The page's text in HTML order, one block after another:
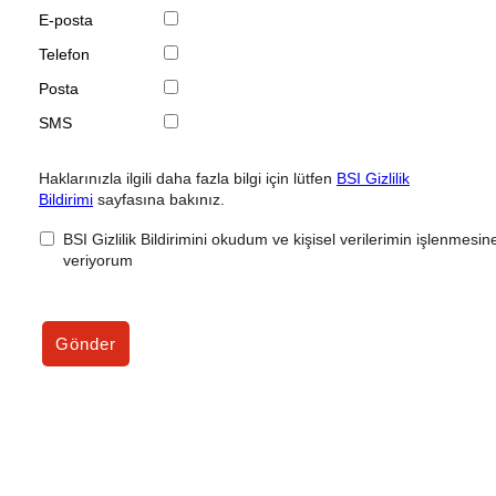
E-posta
Telefon
Posta
SMS
Haklarınızla ilgili daha fazla bilgi için lütfen BSI Gizlilik
Bildirimi sayfasına bakınız.
BSI Gizlilik Bildirimini okudum ve kişisel verilerimin
veriyorum